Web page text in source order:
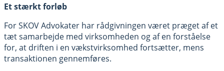
Et stærkt forløb
For SKOV Advokater har rådgivningen været præget af et
tæt samarbejde med virksomheden og af en forståelse
for, at driften i en vækstvirksomhed fortsætter, mens
transaktionen gennemføres.